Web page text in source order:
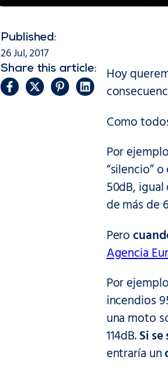
Published:
26 Jul, 2017
Share this article:
Hoy
Como
Por
“silencio”
50dB,
de más de
Pero
Agencia
Por
incendios
una moto
114dB.Si
entraría un